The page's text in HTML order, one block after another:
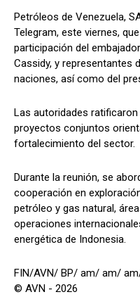
Petróleos de Venezuela,
Telegram, este viernes,
participación del
Cassidy, y representantes
naciones, así como del
Las autoridades
proyectos conjuntos
fortalecimiento del sector.
Durante la reunión, se
cooperación en
petróleo y gas natural,
operaciones
energética de Indonesia.
FIN/AVN/ BP/ am/ am/
© AVN - 2026